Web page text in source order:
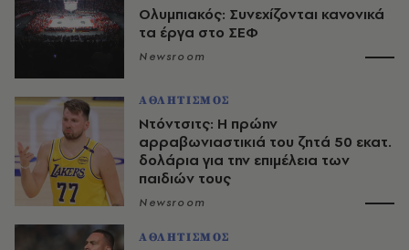
Ολυμπιακός: Συνεχίζονται κανονικά
τα έργα στο ΣΕΦ
Newsroom
ΑΘΛΗΤΙΣΜΟΣ
Ντόντσιτς: Η πρώην
αρραβωνιαστικιά του ζητά 50 εκατ.
δολάρια για την επιμέλεια των
παιδιών τους
Newsroom
ΑΘΛΗΤΙΣΜΟΣ